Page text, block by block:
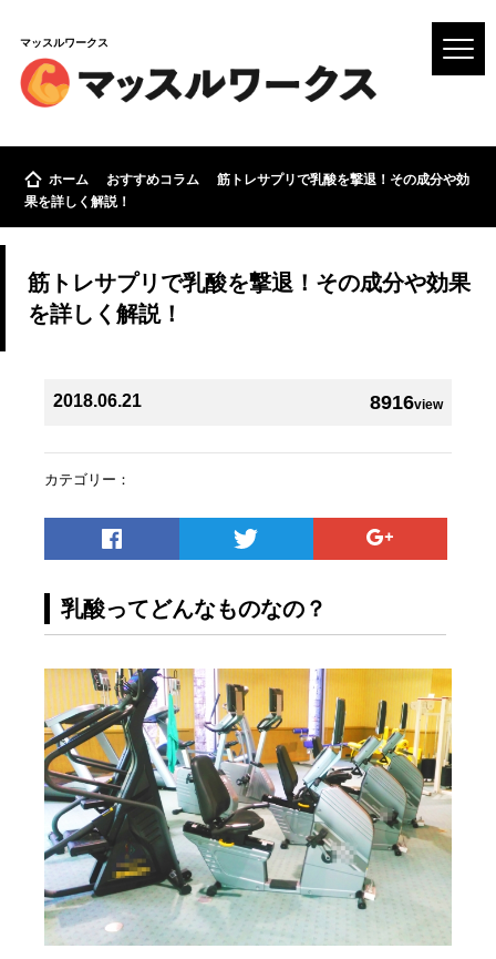
マッスルワークス
ホーム おすすめコラム
筋トレサプリで乳酸を撃退！その成分や効
果を詳しく解説！
筋トレサプリで乳酸を撃退！その成分や効果
を詳しく解説！
8916view
2018.06.21
カテゴリー：
乳酸ってどんなものなの？